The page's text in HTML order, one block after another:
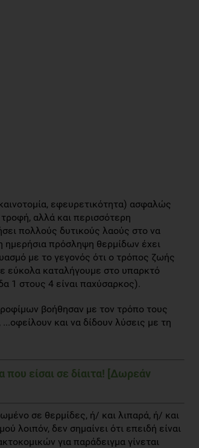
εφευρετικότητα) ασφαλώς
αλλά και περισσότερη
πολλούς δυτικούς λαούς στο να
πρόσληψη θερμίδων έχει
με το γεγονός ότι ο τρόπος ζωής
εύκολα καταλήγουμε στο υπαρκτό
στους 4 είναι παχύσαρκος).
βοήθησαν με τον τρόπο τους
και να δίδουν λύσεις με τη
που είσαι σε δίαιτα! [Δωρεάν
σε θερμίδες, ή/ και λιπαρά, ή/ και
λοιπόν, δεν σημαίνει ότι επειδή είναι
για παράδειγμα γίνεται